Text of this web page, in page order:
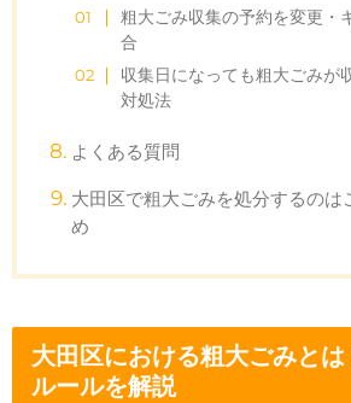
粗大ごみ収集の予約を変更・
合
収集日になっても粗大ごみが
対処法
よくある質問
大田区で粗大ごみを処分するのは
め
大田区における粗大ごみと
ルールを解説